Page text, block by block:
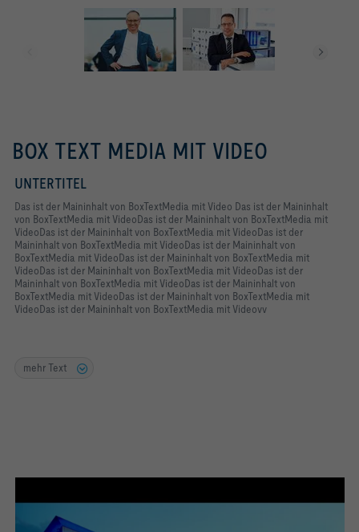
BOX TEXT MEDIA MIT VIDEO
UNTERTITEL
Das ist der Maininhalt von BoxTextMedia mit Video Das ist der Maininhalt
von BoxTextMedia mit VideoDas ist der Maininhalt von BoxTextMedia mit
VideoDas ist der Maininhalt von BoxTextMedia mit VideoDas ist der
Maininhalt von BoxTextMedia mit VideoDas ist der Maininhalt von
BoxTextMedia mit VideoDas ist der Maininhalt von BoxTextMedia mit
VideoDas ist der Maininhalt von BoxTextMedia mit VideoDas ist der
Maininhalt von BoxTextMedia mit VideoDas ist der Maininhalt von
BoxTextMedia mit VideoDas ist der Maininhalt von BoxTextMedia mit
VideoDas ist der Maininhalt von BoxTextMedia mit Videovv
mehr Text